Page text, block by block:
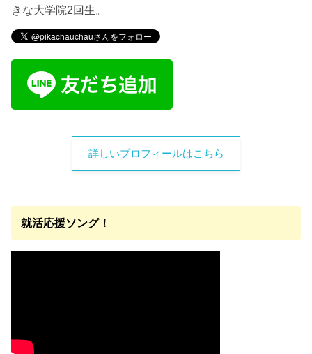
きな大学院2回生。
詳しいプロフィールはこちら
就活応援ソング！